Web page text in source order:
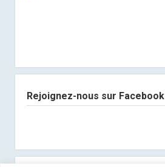
Rejoignez-nous sur Facebook